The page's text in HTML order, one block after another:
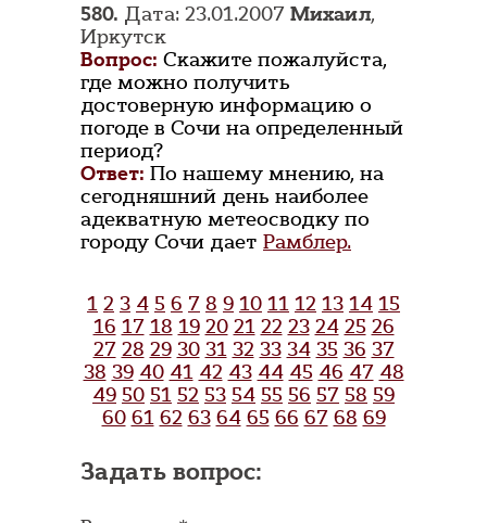
580. Дата: 23.01.2007 Михаил,
Иркутск
Вопрос: Скажите пожалуйста,
где можно получить
достоверную информацию о
погоде в Сочи на определенный
период?
Ответ: По нашему мнению, на
сегодняшний день наиболее
адекватную метеосводку по
городу Сочи дает Рамблер.
1 2 3 4 5 6 7 8 9 10 11 12 13 14 15
16 17 18 19 20 21 22 23 24 25 26
27 28 29 30 31 32 33 34 35 36 37
38 39 40 41 42 43 44 45 46 47 48
49 50 51 52 53 54 55 56 57 58 59
60 61 62 63 64 65 66 67 68 69
Задать вопрос: